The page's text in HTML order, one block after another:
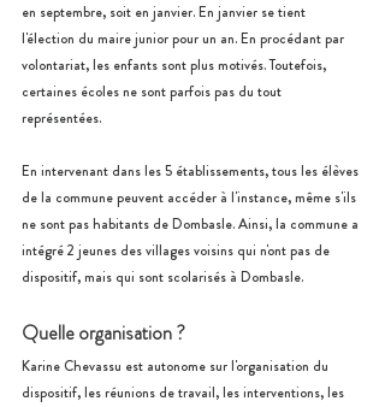
en septembre, soit en janvier. En janvier se tient
l'élection du maire junior pour un an. En procédant par
volontariat, les enfants sont plus motivés. Toutefois,
certaines écoles ne sont parfois pas du tout
représentées.
En intervenant dans les 5 établissements, tous les élèves
de la commune peuvent accéder à l'instance, même s'ils
ne sont pas habitants de Dombasle. Ainsi, la commune a
intégré 2 jeunes des villages voisins qui n'ont pas de
dispositif, mais qui sont scolarisés à Dombasle.
Quelle organisation ?
Karine Chevassu est autonome sur l'organisation du
dispositif, les réunions de travail, les interventions, les